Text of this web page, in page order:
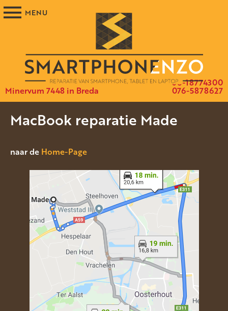
Minervum 7448 in Breda 076-5878627
06-18774300
MacBook reparatie Made
naar de Home-Page